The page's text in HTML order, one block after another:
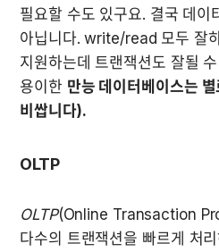
필요할 수도 있구요. 결국 데이
아닙니다. write/read 모두 잘
지원하는데 트랜잭션도 잘될
용이한 만능 데이터베이스는
비쌉니다).
OLTP
OLTP(Online Transaction
다수의 트랜잭션을 빠르게 처